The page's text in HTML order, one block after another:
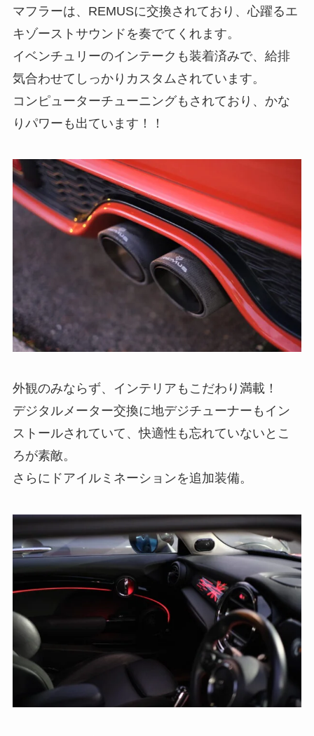
マフラーは、REMUSに交換されており、心躍るエ
キゾーストサウンドを奏でてくれます。
イベンチュリーのインテークも装着済みで、給排
気合わせてしっかりカスタムされています。
コンピューターチューニングもされており、かな
りパワーも出ています！！
外観のみならず、インテリアもこだわり満載！
デジタルメーター交換に地デジチューナーもイン
ストールされていて、快適性も忘れていないとこ
ろが素敵。
さらにドアイルミネーションを追加装備。